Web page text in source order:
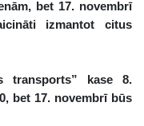
bet 17. novembrī
izmantot citus
transports” kase 8.
bet 17. novembrī būs